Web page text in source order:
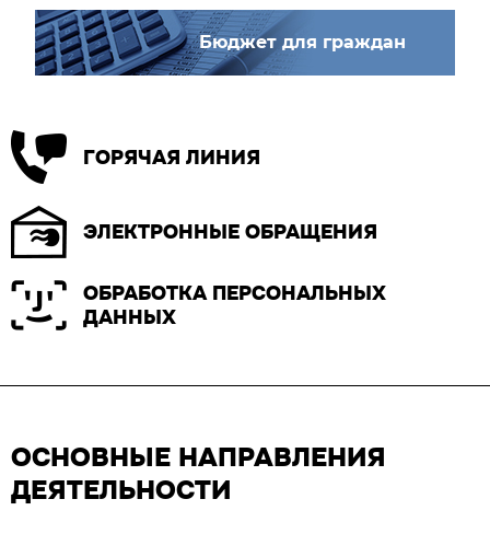
Бюджет для граждан
ГОРЯЧАЯ ЛИНИЯ
ЭЛЕКТРОННЫЕ ОБРАЩЕНИЯ
ОБРАБОТКА ПЕРСОНАЛЬНЫХ
ДАННЫХ
ОСНОВНЫЕ НАПРАВЛЕНИЯ
ДЕЯТЕЛЬНОСТИ